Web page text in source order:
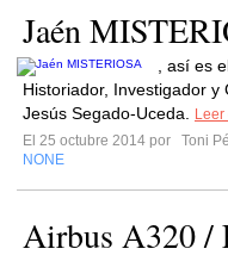
Jaén
, así es
Historiador, Investigador y
Jesús Segado-Uceda.
El 25 octubre 2014 por
Toni
NONE
Airbus A320 /